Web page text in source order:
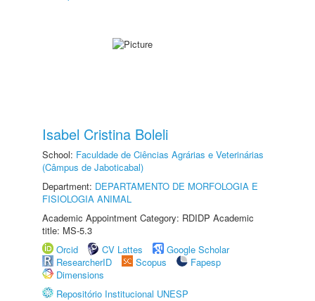
Isabel Cristina Boleli
School: Faculdade de Ciências Agrárias e Veterinárias
(Câmpus de Jaboticabal)
Department: DEPARTAMENTO DE MORFOLOGIA E
FISIOLOGIA ANIMAL
Academic Appointment Category: RDIDP Academic
title: MS-5.3
Orcid
CV Lattes
Google Scholar
ResearcherID
Scopus
Fapesp
Dimensions
Repositório Institucional UNESP